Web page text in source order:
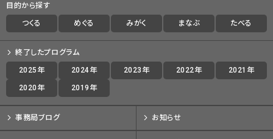
目的から探す
つくる めぐる みがく まなぶ たべる
終了したプログラム
2025年 2024年 2023年 2022年 2021年
2020年 2019年
事務局ブログ お知らせ